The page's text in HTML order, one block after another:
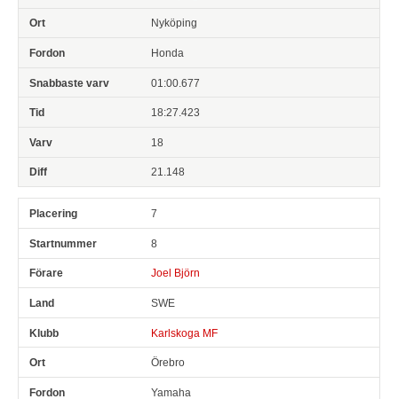
Nyköping
Honda
01:00.677
18:27.423
18
21.148
7
8
Joel Björn
SWE
Karlskoga MF
Örebro
Yamaha